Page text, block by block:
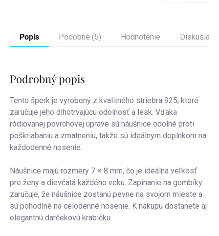
Popis Podobné (5) Hodnotenie Diskusia
Podrobný popis
Tento šperk je vyrobený z kvalitného striebra 925, ktoré
zaručuje jeho dlhotrvajúcu odolnosť a lesk. Vďaka
ródiovanej povrchovej úprave sú náušnice odolné proti
poškriabaniu a zmatneniu, takže sú ideálnym doplnkom na
každodenné nosenie.
Náušnice majú rozmery 7 × 8 mm, čo je ideálna veľkosť
pre ženy a dievčatá každého veku. Zapínanie na gombíky
zaručuje, že náušnice zostanú pevne na svojom mieste a
sú pohodlné na celodenné nosenie. K nákupu dostanete aj
elegantnú darčekovú krabičku.